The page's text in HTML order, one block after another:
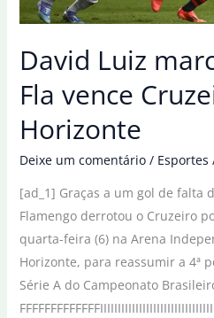
David Luiz
Fla vence
Horizonte
Deixe um comentário / Esportes
[ad_1] Graças a um gol de falta
Flamengo derrotou o Cruzeiro
quarta-feira (6) na Arena
Horizonte, para reassumir a 4ª
Série A do Campeonato